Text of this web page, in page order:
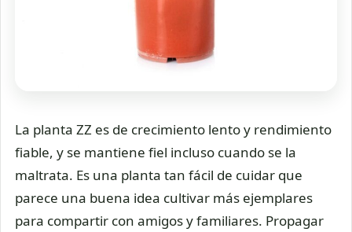
La planta ZZ es de crecimiento lento y rendimiento
fiable, y se mantiene fiel incluso cuando se la
maltrata. Es una planta tan fácil de cuidar que
parece una buena idea cultivar más ejemplares
para compartir con amigos y familiares. Propagar